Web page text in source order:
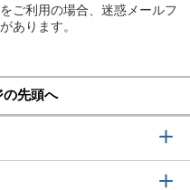
ご利用の場合、迷惑メールフ
あります。
の先頭へ